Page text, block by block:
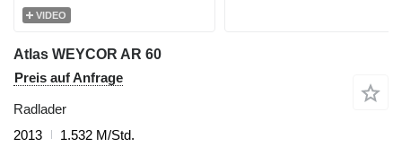
VIDEO
Atlas WEYCOR AR 60
Preis auf Anfrage
Radlader
2013
1.532 M/Std.